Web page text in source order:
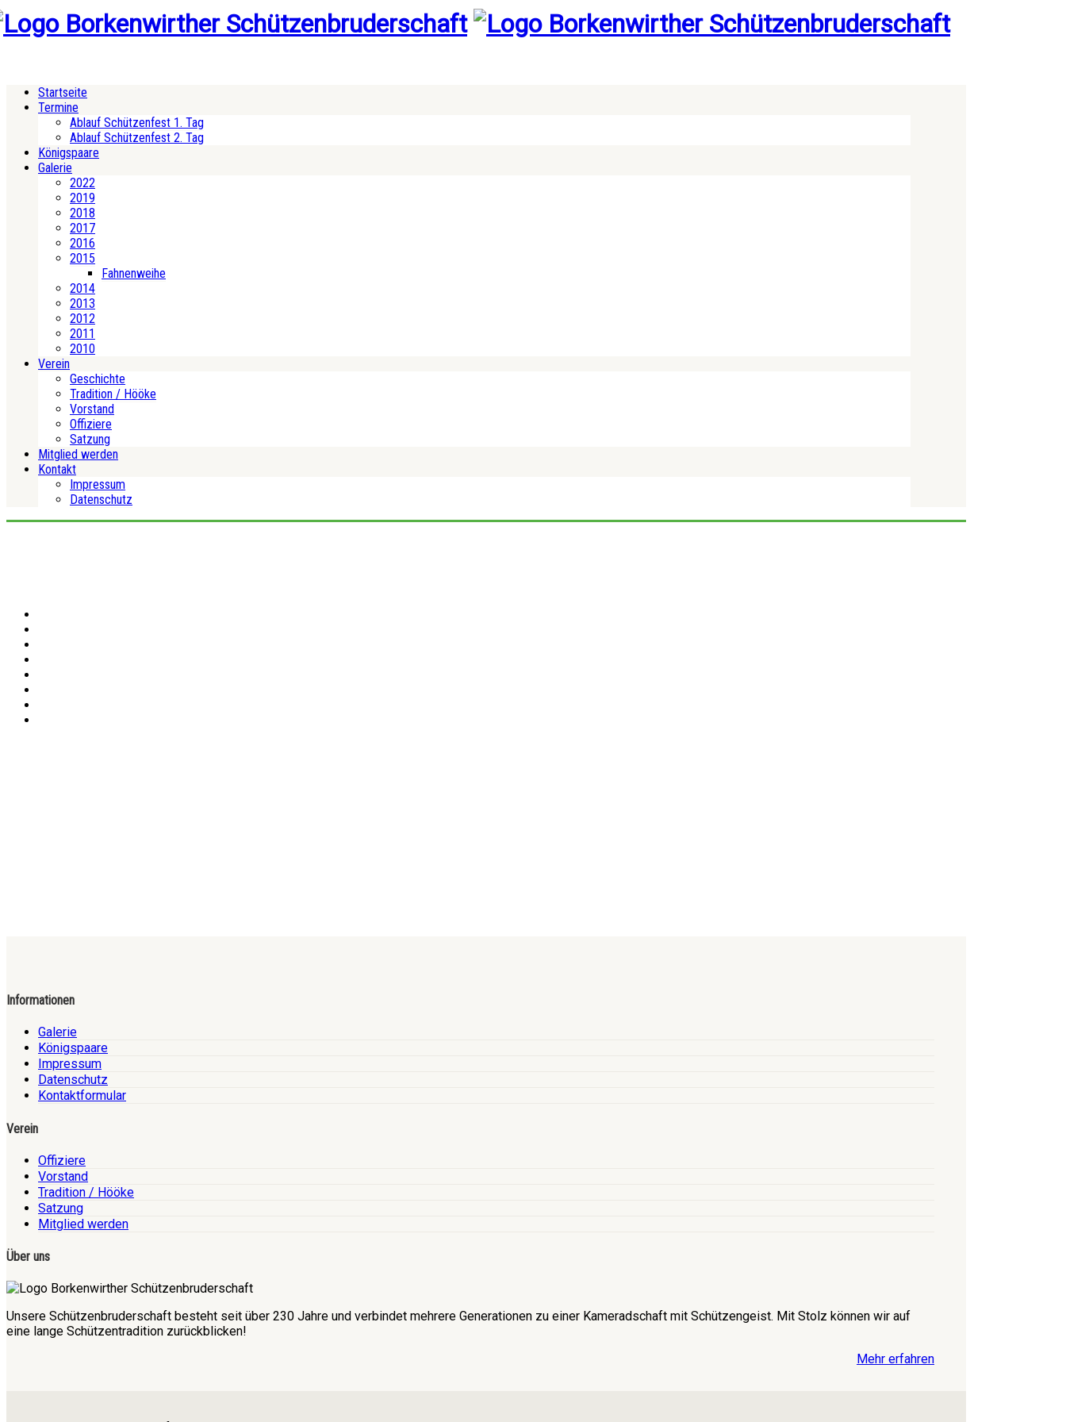
Startseite
Termine
Ablauf Schützenfest 1. Tag
Ablauf Schützenfest 2. Tag
Königspaare
Galerie
2022
2019
2018
2017
2016
2015
Fahnenweihe
2014
2013
2012
2011
2010
Verein
Geschichte
Tradition / Hööke
Vorstand
Offiziere
Satzung
Mitglied werden
Kontakt
Impressum
Datenschutz
Informationen
Galerie
Königspaare
Impressum
Datenschutz
Kontaktformular
Verein
Offiziere
Vorstand
Tradition / Hööke
Satzung
Mitglied werden
Über uns
Unsere Schützenbruderschaft besteht seit über 230 Jahre und verbindet mehrere Generationen zu einer Kameradschaft mit Schützengeist. Mit Stolz können wir auf
eine lange Schützentradition zurückblicken!
Mehr erfahren